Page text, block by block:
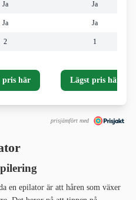
Ja
Ja
2
pris här
Ja
Ja
1
Lägst pris här
prisjämfört med
en epilator är att håren som växer